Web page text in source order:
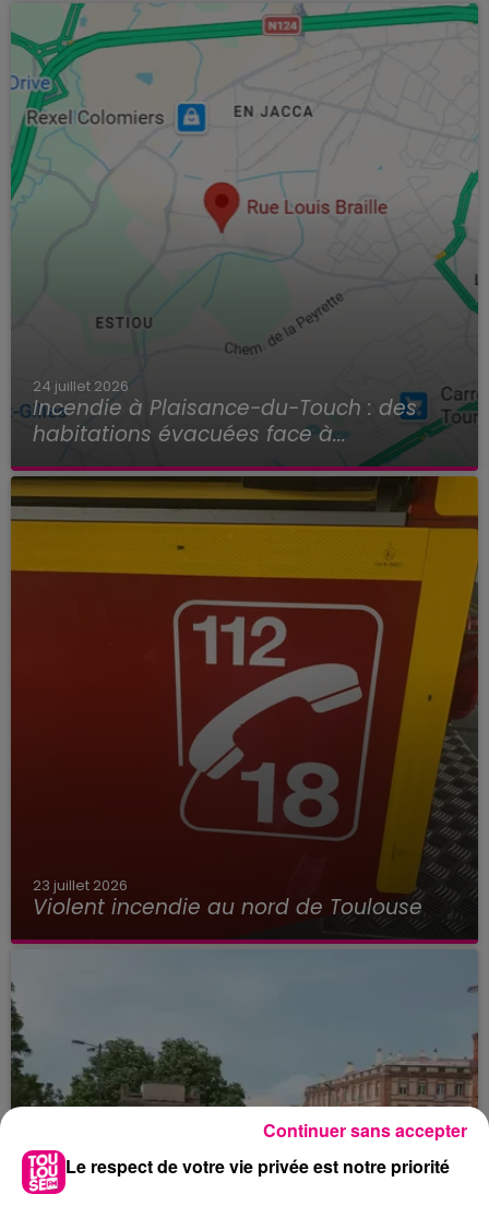
24 juillet 2026
Incendie à Plaisance-du-Touch : des
habitations évacuées face à...
23 juillet 2026
Violent incendie au nord de Toulouse
Le respect de votre vie privée est notre priorité
Continuer sans accepter